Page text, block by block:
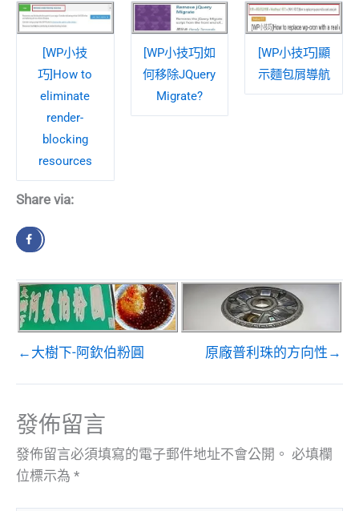
[WP小技
巧]How to
eliminate
render-
blocking
resources
[WP小技巧]如
何移除JQuery
Migrate?
[WP小技巧]顯
示麵包屑導航
Share via:
←大樹下-阿欽伯粉圓 原廠普利珠的方向性→
發佈留言
發佈留言必須填寫的電子郵件地址不會公開。 必填欄
位標示為 *